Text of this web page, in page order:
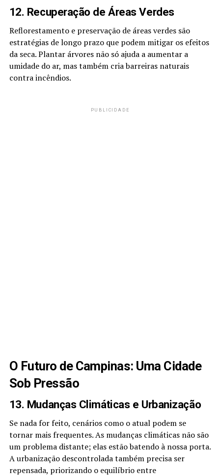
12. Recuperação de Áreas Verdes
Reflorestamento e preservação de áreas verdes são
estratégias de longo prazo que podem mitigar os efeitos
da seca. Plantar árvores não só ajuda a aumentar a
umidade do ar, mas também cria barreiras naturais
contra incêndios.
PUBLICIDADE
O Futuro de Campinas: Uma Cidade
Sob Pressão
13. Mudanças Climáticas e Urbanização
Se nada for feito, cenários como o atual podem se
tornar mais frequentes. As mudanças climáticas não são
um problema distante; elas estão batendo à nossa porta.
A urbanização descontrolada também precisa ser
repensada, priorizando o equilíbrio entre